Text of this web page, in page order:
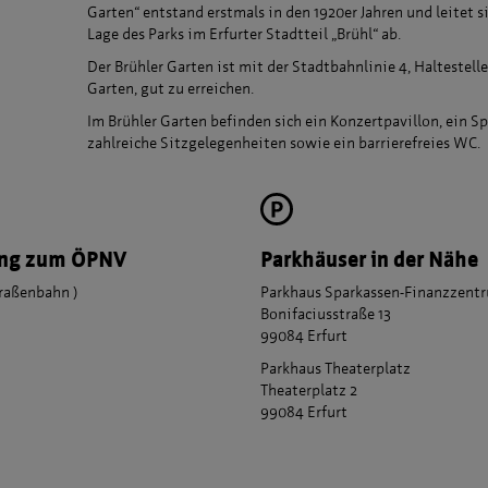
Garten“ entstand erstmals in den 1920er Jahren und leitet
Lage des Parks im Erfurter Stadtteil „Brühl“ ab.
Der Brühler Garten ist mit der Stadtbahnlinie 4,
Garten, gut zu erreichen.
Im Brühler Garten befinden sich ein Konzertpavillon, ein
zahlreiche Sitzgelegenheiten sowie ein barrierefreies WC.
zum ÖPNV
)
Parkhäuser in der Nähe
Parkhaus Sparkassen-
Bonifaciusstraße 13
99084 Erfurt
Parkhaus Theaterplatz
Theaterplatz 2
99084 Erfurt